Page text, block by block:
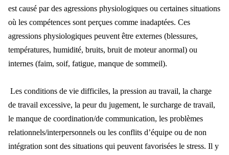
est causé par des agressions physiologiques ou certaines situations
où les compétences sont perçues comme inadaptées. Ces
agressions physiologiques peuvent être externes (blessures,
températures, humidité, bruits, bruit de moteur anormal) ou
internes (faim, soif, fatigue, manque de sommeil).
Les conditions de vie difficiles, la pression au travail, la charge
de travail excessive, la peur du jugement, le surcharge de travail,
le manque de coordination/de communication, les problèmes
relationnels/interpersonnels ou les conflits d’équipe ou de non
intégration sont des situations qui peuvent favorisées le stress. Il y